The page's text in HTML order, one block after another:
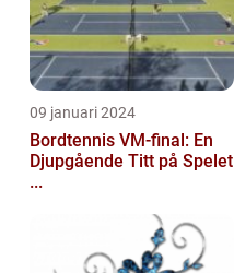
09 januari 2024
Bordtennis VM-final: En
Djupgående Titt på Spelet
...